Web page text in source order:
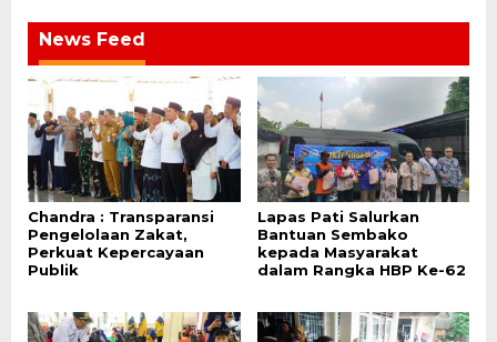
News Feed
Chandra : Transparansi
Pengelolaan Zakat,
Perkuat Kepercayaan
Publik
Lapas Pati Salurkan
Bantuan Sembako
kepada Masyarakat
dalam Rangka HBP Ke-62